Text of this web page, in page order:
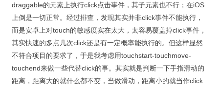
draggable的元素上执行click点击事件，其子元素也不行；在iOS
上倒是一切正常。经过排查，发现其实并非click事件不能执行，
而是安卓上对touch的敏感度实在太大，太容易覆盖掉click事件，
其实快速的多点几次click还是有一定概率能执行的。但这样显然
不符合项目的要求了，于是我考虑用touchstart-touchmove-
touchend来做一些代替click的事。其实就是判断一下手指滑动的
距离，距离大的就什么都不变，当做滑动，距离小的就当作click